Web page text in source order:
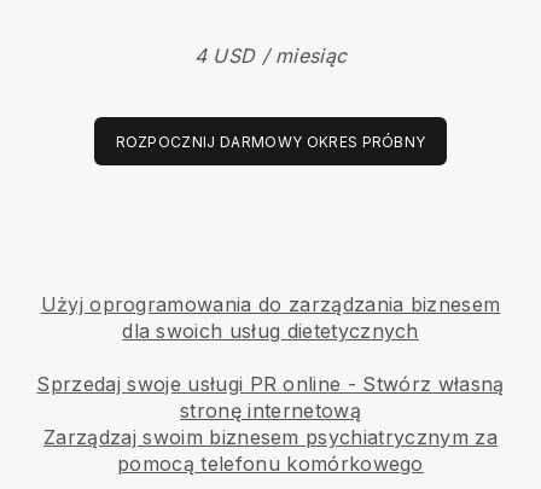
4 USD / miesiąc
ROZPOCZNIJ DARMOWY OKRES PRÓBNY
Użyj oprogramowania do zarządzania biznesem
dla swoich usług dietetycznych
Sprzedaj swoje usługi PR online - Stwórz własną
stronę internetową
Zarządzaj swoim biznesem psychiatrycznym za
pomocą telefonu komórkowego